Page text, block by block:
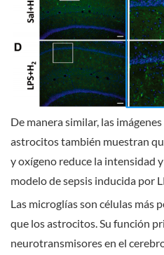
De manera similar, las
astrocitos también muestran
y oxígeno reduce la intensidad
modelo de sepsis inducida por
Las microglías son células más
que los astrocitos. Su función
neurotransmisores en el